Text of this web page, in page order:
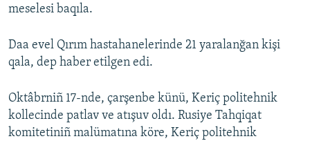
meselesi baqıla.
Daa evel Qırım hastahanelerinde 21 yaralanğan kişi
qala, dep haber etilgen edi.
Oktâbrniñ 17-nde, çarşenbe künü, Keriç politehnik
kollecinde patlav ve atışuv oldı. Rusiye Tahqiqat
komitetiniñ malümatına köre, Keriç politehnik